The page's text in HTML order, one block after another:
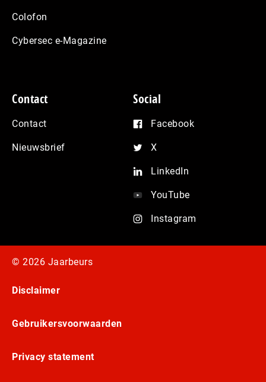
Colofon
Cybersec e-Magazine
Contact
Contact
Nieuwsbrief
Social
Facebook
X
LinkedIn
YouTube
Instagram
© 2026 Jaarbeurs
Disclaimer
Gebruikersvoorwaarden
Privacy statement